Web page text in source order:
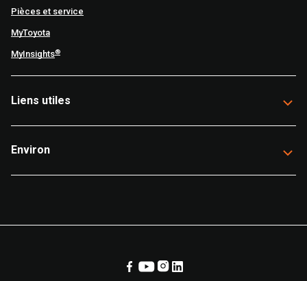
Pièces et service
MyToyota
MyInsights®
Liens utiles
Environ